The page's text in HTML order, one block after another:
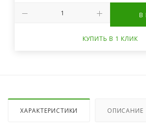
В
КУПИТЬ В 1 КЛИК
ХАРАКТЕРИСТИКИ ОПИСАНИЕ